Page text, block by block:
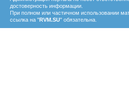
достоверность информации.
При полном или частичном использовании
ссылка на "RVM.SU" обязательна.